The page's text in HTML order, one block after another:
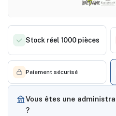
Stock réel 1000 pièces
Paiement sécurisé
Vous êtes une
?